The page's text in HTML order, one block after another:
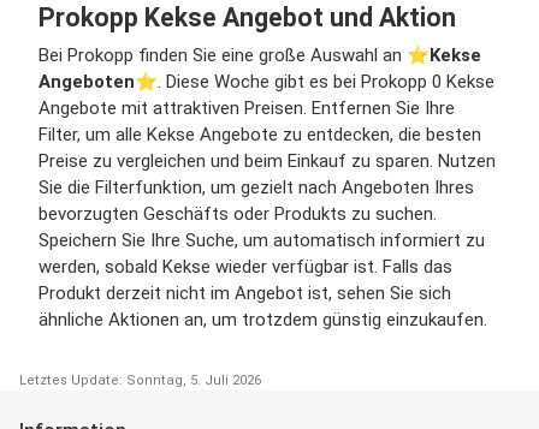
Prokopp Kekse Angebot und Aktion
Bei Prokopp finden Sie eine große Auswahl an ⭐️Kekse
Angeboten⭐️. Diese Woche gibt es bei Prokopp 0 Kekse
Angebote mit attraktiven Preisen. Entfernen Sie Ihre
Filter, um alle Kekse Angebote zu entdecken, die besten
Preise zu vergleichen und beim Einkauf zu sparen. Nutzen
Sie die Filterfunktion, um gezielt nach Angeboten Ihres
bevorzugten Geschäfts oder Produkts zu suchen.
Speichern Sie Ihre Suche, um automatisch informiert zu
werden, sobald Kekse wieder verfügbar ist. Falls das
Produkt derzeit nicht im Angebot ist, sehen Sie sich
ähnliche Aktionen an, um trotzdem günstig einzukaufen.
Letztes Update: Sonntag, 5. Juli 2026